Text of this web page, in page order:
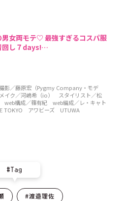
男女両モテ♡ 最強すぎるコスパ服
回し７days!
／藤原宏（Pygmy Company・モデ
ク／河嶋希（io） スタイリスト／松
構成／篠有紀 web編成／レ・キャト
TOKYO アワビーズ UTUWA
#Tag
#渡邉理佐